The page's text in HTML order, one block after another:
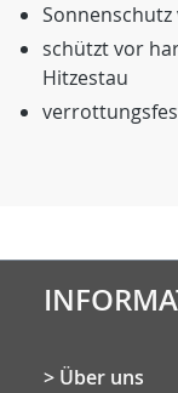
Sonnenschutz
schützt vor
Hitzestau
Über uns